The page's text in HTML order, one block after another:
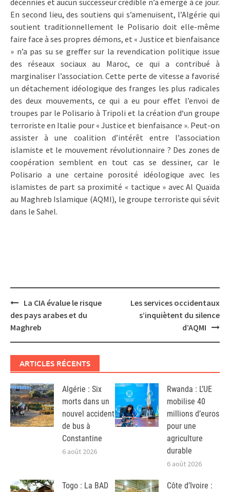
En second lieu, des soutiens qui s’amenuisent, l’Algérie qui
soutient traditionnellement le Polisario doit elle-même
faire face à ses propres démons, et « Justice et bienfaisance
» n’a pas su se greffer sur la revendication politique issue
des réseaux sociaux au Maroc, ce qui a contribué à
marginaliser l’association. Cette perte de vitesse a favorisé
un détachement idéologique des franges les plus radicales
des deux mouvements, ce qui a eu pour effet l’envoi de
troupes par le Polisario à Tripoli et la création d‘un groupe
terroriste en Italie pour « Justice et bienfaisance ». Peut-on
assister à une coalition d’intérêt entre l’association
islamiste et le mouvement révolutionnaire ? Des zones de
coopération semblent en tout cas se dessiner, car le
Polisario a une certaine porosité idéologique avec les
islamistes de part sa proximité « tactique » avec Al Quaïda
au Maghreb Islamique (AQMI), le groupe terroriste qui sévit
dans le Sahel.
Post
navigation
La CIA évalue le risque
des pays arabes et du
Maghreb
Les services occidentaux
s’inquiètent du silence
d’AQMI
ARTICLES RÉCENTS
Algérie : Six
morts dans un
nouvel accident
de bus à
Constantine
6 août 2026
Rwanda : L’UE
mobilise 40
millions d’euros
pour une
agriculture
durable
6 août 2026
Togo : La BAD
Côte d’Ivoire :